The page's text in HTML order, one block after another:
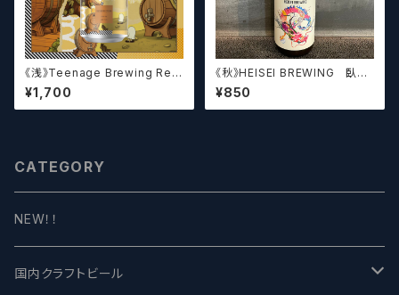
《浅》Teenage Brewing Res
urrection // レザレクション【ク
ラフトビール】
¥1,700
《秋》HEISEI BREWING 臥龍
長生(がりゅうちょうせい)アメリ
カンペールエール【クラフトビー
ル】
¥850
CATEGORY
NEW！！
国内クラフトビール